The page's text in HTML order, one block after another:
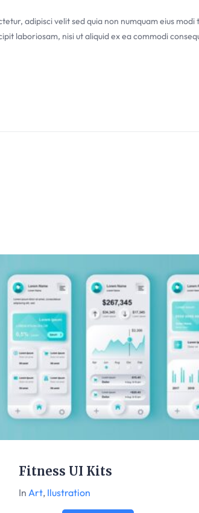
adipisci velit sed quia non numquam eius
laboriosam, nisi ut aliquid ex ea commodi
Fitness UI Kits
In Art, Ilustration